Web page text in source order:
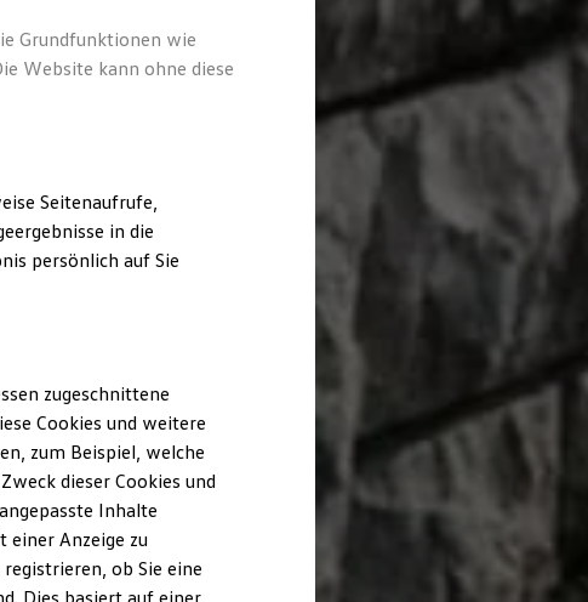
Grundfunktionen wie
Website kann ohne diese
Seitenaufrufe,
in die
persönlich auf Sie
zugeschnittene
Cookies und weitere
zum Beispiel, welche
dieser Cookies und
Inhalte
einer Anzeige zu
ob Sie eine
Dies basiert auf einer